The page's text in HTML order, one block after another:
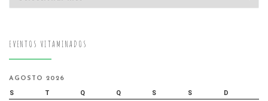
EVENTOS VITAMINADOS
AGOSTO 2026
S T Q Q S S D